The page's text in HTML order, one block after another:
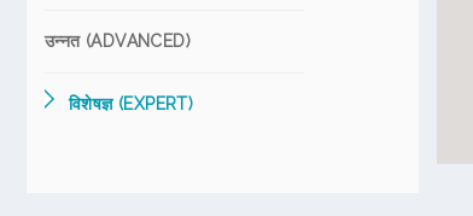
उन्नत (ADVANCED)
विशेषज्ञ (EXPERT)